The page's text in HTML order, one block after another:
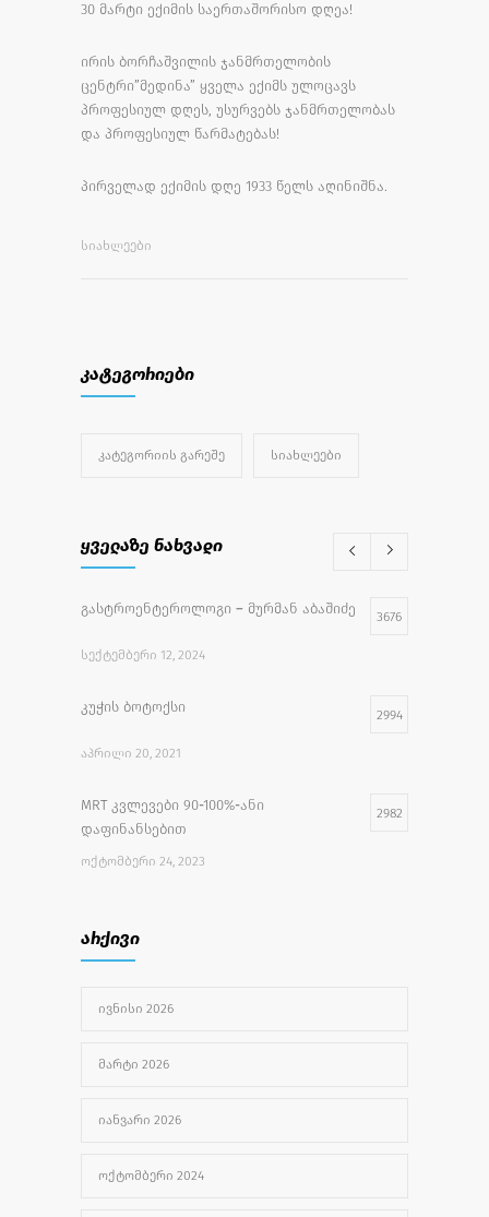
30 მარტი ექიმის საერთაშორისო დღეა!
ირის ბორჩაშვილის ჯანმრთელობის
ცენტრი”მედინა” ყველა ექიმს ულოცავს
პროფესიულ დღეს, უსურვებს ჯანმრთელობას
და პროფესიულ წარმატებას!
პირველად ექიმის დღე 1933 წელს აღინიშნა.
ᲡᲘᲐᲮᲚᲔᲔᲑᲘ
კატეგორიები
ᲙᲐᲢᲔᲒᲝᲠᲘᲘᲡ ᲒᲐᲠᲔᲨᲔ ᲡᲘᲐᲮᲚᲔᲔᲑᲘ
ყველაზე ნახვადი
გასტროენტეროლოგი – მურმან აბაშიძე 3676
ᲡᲔᲥᲢᲔᲛᲑᲔᲠᲘ 12, 2024
კუჭის ბოტოქსი 2994
ᲐᲞᲠᲘᲚᲘ 20, 2021
MRT კვლევები 90-100%-ანი
დაფინანსებით
2982
ᲝᲥᲢᲝᲛᲑᲔᲠᲘ 24, 2023
ᲘᲕᲚᲘᲡᲘ 27, 2022
უროლოგიური სერვისები
ᲐᲒᲕᲘᲡᲢᲝ 1, 2024
არქივი
ᲘᲕᲜᲘᲡᲘ 2026
ᲛᲐᲠᲢᲘ 2026
ᲘᲐᲜᲕᲐᲠᲘ 2026
ᲝᲥᲢᲝᲛᲑᲔᲠᲘ 2024